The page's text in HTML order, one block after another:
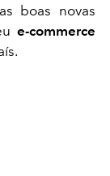
boas novas
e-commerce